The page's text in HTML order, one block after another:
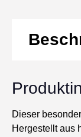
Dieser
Hergestellt aus